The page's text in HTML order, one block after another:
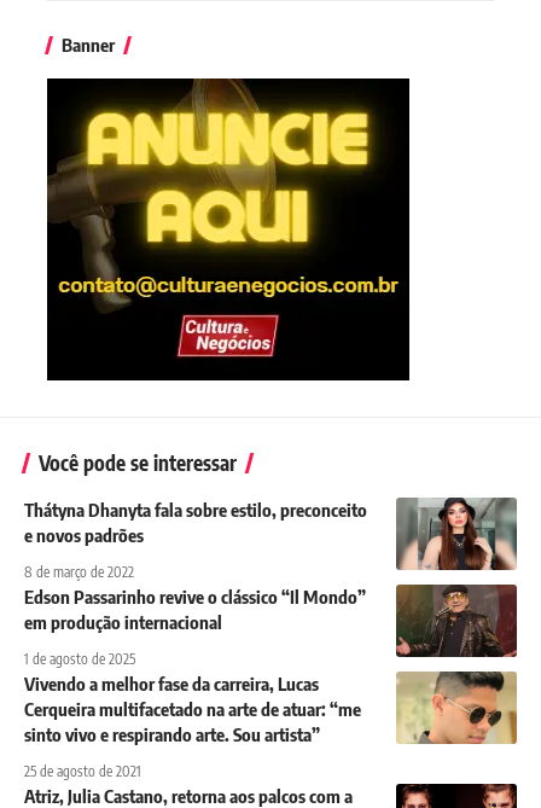
Banner
Você pode se interessar
Thátyna Dhanyta fala sobre estilo, preconceito
e novos padrões
8 de março de 2022
Edson Passarinho revive o clássico “Il Mondo”
em produção internacional
1 de agosto de 2025
Vivendo a melhor fase da carreira, Lucas
Cerqueira multifacetado na arte de atuar: “me
sinto vivo e respirando arte. Sou artista”
25 de agosto de 2021
Atriz, Julia Castano, retorna aos palcos com a